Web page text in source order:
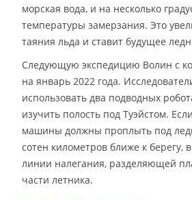
морская вода, и на несколько
температуры замерзания. Это
таяния льда и ставит будущее
Следующую экспедицию Волин с
на январь 2022 года.
использовать два подводных
изучить полость под Туэйстом.
машины должны проплыть под
сотен километров ближе к берегу,
линии налегания, разделяющей
части летника.